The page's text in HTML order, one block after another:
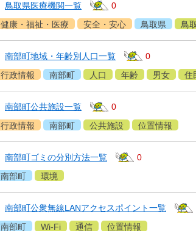
鳥取県医療機関一覧
0
健康・福祉・医療 安全・安心 鳥取県 鳥
南部町地域・年齢別人口一覧
0
行政情報 南部町 人口 年齢 男女 住
南部町公共施設一覧
0
行政情報 南部町 公共施設 位置情報
南部町ゴミの分別方法一覧
0
南部町 環境
南部町公衆無線LANアクセスポイント一覧
南部町 Wi-Fi 通信 位置情報